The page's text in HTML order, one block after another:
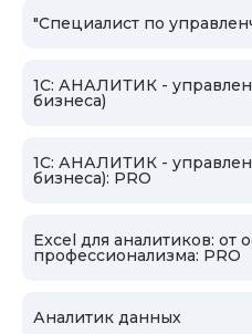
применять
работе и всегда
Профессиональная
Педагогическая
"Специалист по
1С: АНАЛИТИК -
бизнеса)
1С: АНАЛИТИК -
бизнеса): PRO
Excel для аналитиков: от
профессионализма: PRO
Аналитик данных